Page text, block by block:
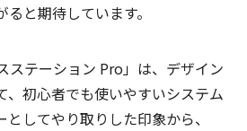
と期待しています。
ステーション Pro」は、デザイン
、初心者でも使いやすいシステム
してやり取りした印象から、